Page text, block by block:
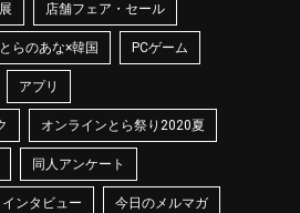
店舗フェア・セール
とらのあな×韓国 PCゲーム
アプリ
オンラインとら祭り2020夏
同人アンケート
ンタビュー 今日のメルマガ